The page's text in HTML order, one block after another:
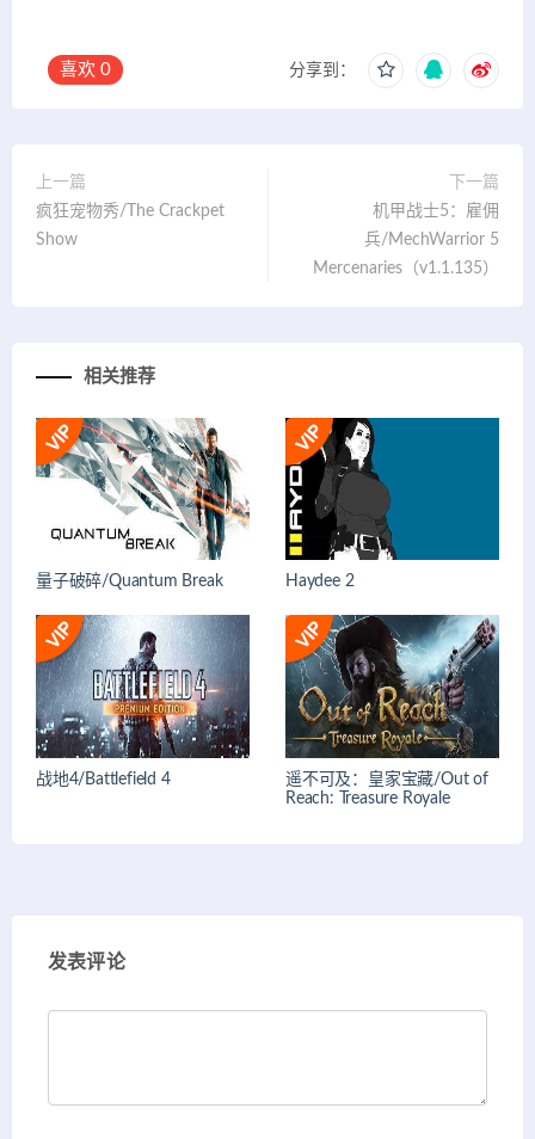
喜欢 0 分享到：
上一篇
疯狂宠物秀/The Crackpet
Show
下一篇
机甲战士5：雇佣
兵/MechWarrior 5
Mercenaries（v1.1.135）
相关推荐
量子破碎/Quantum Break Haydee 2
战地4/Battlefield 4
遥不可及：皇家宝藏/Out of
Reach: Treasure Royale
发表评论